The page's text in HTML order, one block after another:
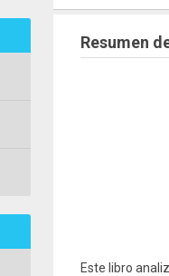
Resumen
Este libro